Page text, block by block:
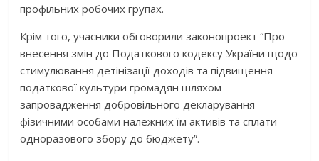
профільних робочих групах.
Крім того, учасники обговорили законопроект “Про
внесення змін до Податкового кодексу України щодо
стимулювання детінізації доходів та підвищення
податкової культури громадян шляхом
запровадження добровільного декларування
фізичними особами належних їм активів та сплати
одноразового збору до бюджету”.